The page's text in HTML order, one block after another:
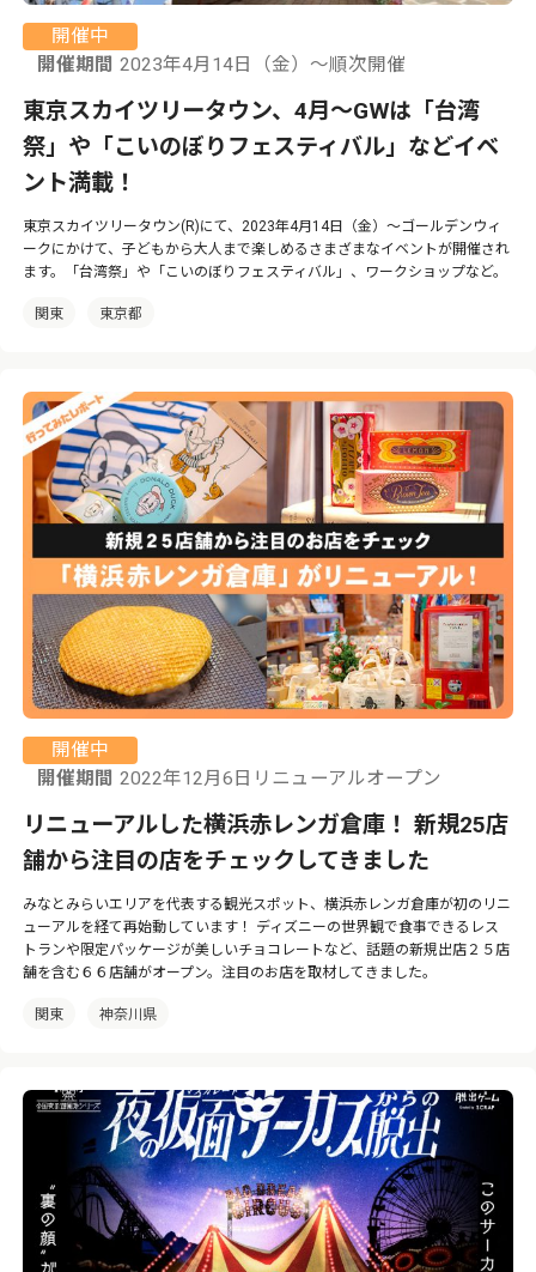
開催中
開催期間 2023年4月14日（金）〜順次開催
東京スカイツリータウン、4月〜GWは「台湾
祭」や「こいのぼりフェスティバル」などイベ
ント満載！
東京スカイツリータウン(R)にて、2023年4月14日（金）〜ゴールデンウィ
ークにかけて、子どもから大人まで楽しめるさまざまなイベントが開催され
ます。「台湾祭」や「こいのぼりフェスティバル」、ワークショップなど。
関東 東京都
開催中
開催期間 2022年12月6日リニューアルオープン
リニューアルした横浜赤レンガ倉庫！ 新規25店
舗から注目の店をチェックしてきました
みなとみらいエリアを代表する観光スポット、横浜赤レンガ倉庫が初のリニ
ューアルを経て再始動しています！ ディズニーの世界観で食事できるレス
トランや限定パッケージが美しいチョコレートなど、話題の新規出店２５店
舗を含む６６店舗がオープン。注目のお店を取材してきました。
関東 神奈川県